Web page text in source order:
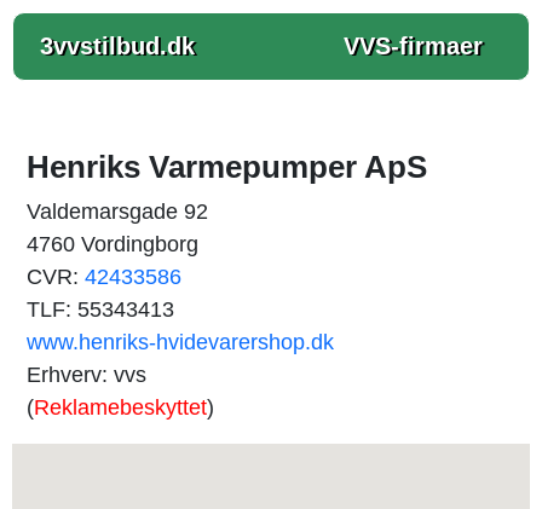
3vvstilbud.dk VVS-firmaer
Henriks Varmepumper ApS
Valdemarsgade 92
4760 Vordingborg
CVR: 42433586
TLF: 55343413
www.henriks-hvidevarershop.dk
Erhverv: vvs
(Reklamebeskyttet)